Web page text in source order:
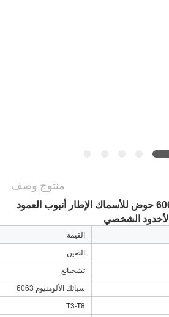
منتوج وصف
الألومنيوم الشخصي 6063 حوض للأسماك الإطار أنبوب العمود
الأخدود الشخصي
القيمة
الصين
تشجيانغ
سبائك الألومنيوم 6063
T3-T8